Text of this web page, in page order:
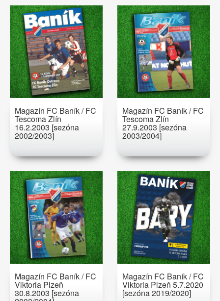
Magazín FC Baník / FC
Tescoma Zlín
16.2.2003 [sezóna
2002/2003]
Magazín FC Baník / FC
Tescoma Zlín
27.9.2003 [sezóna
2003/2004]
Magazín FC Baník / FC
Viktoria Plzeň
30.8.2003 [sezóna
Magazín FC Baník / FC
Viktoria Plzeň 5.7.2020
[sezóna 2019/2020]